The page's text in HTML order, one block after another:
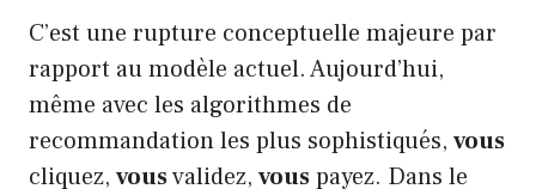
C’est une rupture conceptuelle majeure par
rapport au modèle actuel. Aujourd’hui,
même avec les algorithmes de
recommandation les plus sophistiqués, vous
cliquez, vousvalidez, vouspayez. Dans le